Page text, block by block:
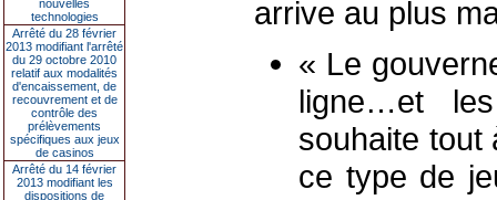
nouvelles
technologies
Arrêté du 28 février
2013 modifiant l'arrêté
du 29 octobre 2010
relatif aux modalités
d'encaissement, de
recouvrement et de
contrôle des
prélèvements
spécifiques aux jeux
de casinos
Arrêté du 14 février
2013 modifiant les
dispositions de
arrive au plus
« Le
ligne…et
souhaite
ce type de